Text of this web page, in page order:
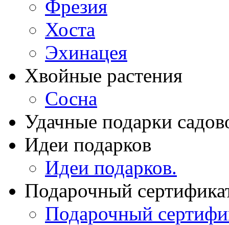
Фрезия
Хоста
Эхинацея
Хвойные растения
Сосна
Удачные подарки
Идеи подарков
Идеи подарков.
Подарочный
Подарочный